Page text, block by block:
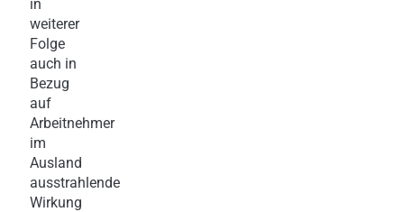
in
weiterer
Folge
auch in
Bezug
auf
Arbeitnehmer
im
Ausland
ausstrahlende
Wirkung